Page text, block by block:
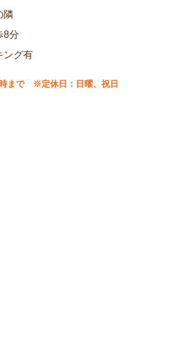
隣
8分
ング有
まで ※定休日：日曜、祝日